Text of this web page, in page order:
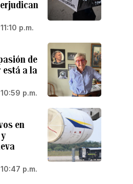
p.m.
de
está a la
p.m.
en
p.m.